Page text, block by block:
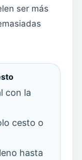
ser más
con la
cesto o
hasta